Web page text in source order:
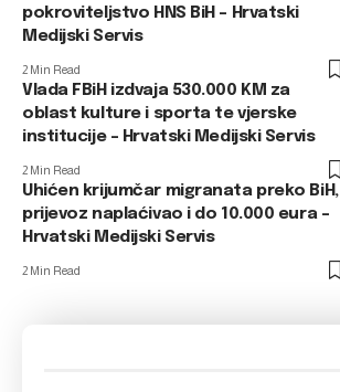
pokroviteljstvo HNS BiH – Hrvatski
Medijski Servis
2 Min Read
Vlada FBiH izdvaja 530.000 KM za
oblast kulture i sporta te vjerske
institucije – Hrvatski Medijski Servis
2 Min Read
Uhićen krijumčar migranata preko BiH,
prijevoz naplaćivao i do 10.000 eura –
Hrvatski Medijski Servis
2 Min Read